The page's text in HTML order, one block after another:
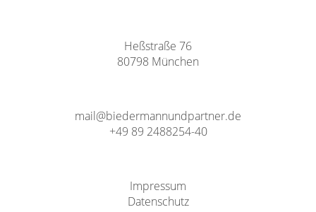
Heßstraße 76
80798 München
mail@biedermannundpartner.de
+49 89 2488254-40
Impressum
Datenschutz